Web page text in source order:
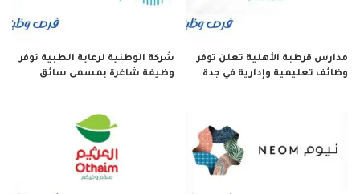
مدارس قرطبة الأهلية تعلن توفر
وظائف تعليمية وإدارية في جدة
شركة الوطنية لرعاية الطبية توفر
وظيفة شاغرة بمسمى سائق